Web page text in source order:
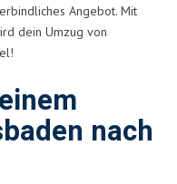
Angebot. Mit
dein Umzug von
nach